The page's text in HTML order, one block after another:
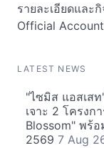
รายละเอียดและ
Official
LATEST NEWS
"ไซมิส แอสเส
เจาะ 2 โครงก
Blossom" พร้
2569 7 Aug